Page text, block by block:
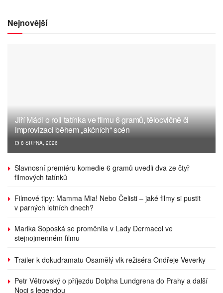
Nejnovější
Jiří Mádl o roli tatínka ve filmu 6 gramů, tělocvičně či
improvizaci během „akčních“ scén
8 SRPNA, 2026
Slavnosní premiéru komedie 6 gramů uvedli dva ze čtyř
filmových tatínků
Filmové tipy: Mamma Mia! Nebo Čelisti – jaké filmy si pustit
v parných letních dnech?
Marika Šoposká se proměnila v Lady Dermacol ve
stejnojmenném filmu
Trailer k dokudramatu Osamělý vlk režiséra Ondřeje Veverky
Petr Větrovský o příjezdu Dolpha Lundgrena do Prahy a další
Noci s legendou